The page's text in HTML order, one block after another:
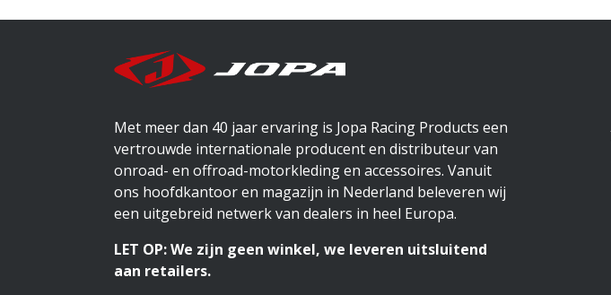
Met meer dan 40 jaar ervaring is Jopa Racing Products een
vertrouwde internationale producent en distributeur van
onroad- en offroad-motorkleding en accessoires. Vanuit
ons hoofdkantoor en magazijn in Nederland beleveren wij
een uitgebreid netwerk van dealers in heel Europa.
LET OP: We zijn geen winkel, we leveren uitsluitend
aan retailers.